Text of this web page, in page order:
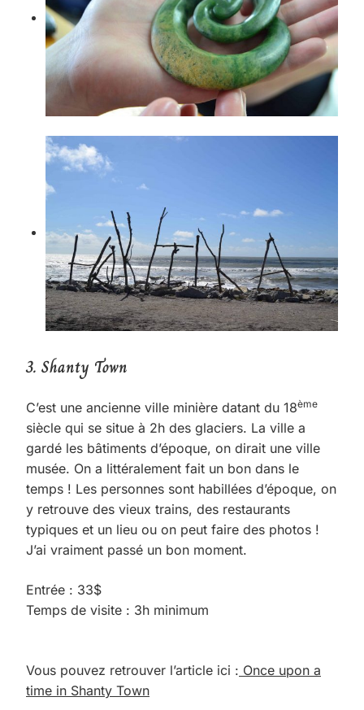
3. Shanty Town
C’est une ancienne ville minière datant du 18ème
siècle qui se situe à 2h des glaciers. La ville a
gardé les bâtiments d’époque, on dirait une ville
musée. On a littéralement fait un bon dans le
temps ! Les personnes sont habillées d’époque, on
y retrouve des vieux trains, des restaurants
typiques et un lieu ou on peut faire des photos !
J’ai vraiment passé un bon moment.
Entrée : 33$
Temps de visite : 3h minimum
Vous pouvez retrouver l’article ici : Once upon a
time in Shanty Town